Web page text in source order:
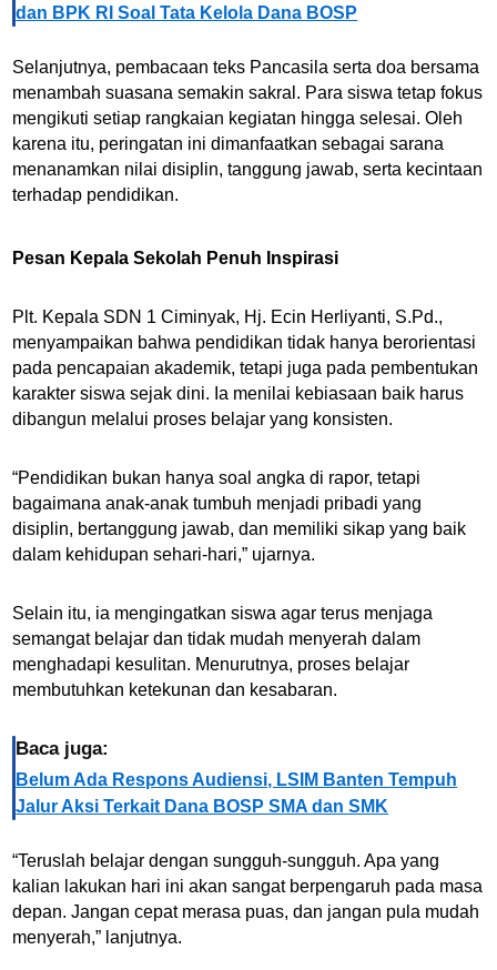
dan BPK RI Soal Tata Kelola Dana BOSP
Selanjutnya, pembacaan teks Pancasila serta doa bersama
menambah suasana semakin sakral. Para siswa tetap fokus
mengikuti setiap rangkaian kegiatan hingga selesai. Oleh
karena itu, peringatan ini dimanfaatkan sebagai sarana
menanamkan nilai disiplin, tanggung jawab, serta kecintaan
terhadap pendidikan.
Pesan Kepala Sekolah Penuh Inspirasi
Plt. Kepala SDN 1 Ciminyak, Hj. Ecin Herliyanti, S.Pd.,
menyampaikan bahwa pendidikan tidak hanya berorientasi
pada pencapaian akademik, tetapi juga pada pembentukan
karakter siswa sejak dini. Ia menilai kebiasaan baik harus
dibangun melalui proses belajar yang konsisten.
“Pendidikan bukan hanya soal angka di rapor, tetapi
bagaimana anak-anak tumbuh menjadi pribadi yang
disiplin, bertanggung jawab, dan memiliki sikap yang baik
dalam kehidupan sehari-hari,” ujarnya.
Selain itu, ia mengingatkan siswa agar terus menjaga
semangat belajar dan tidak mudah menyerah dalam
menghadapi kesulitan. Menurutnya, proses belajar
membutuhkan ketekunan dan kesabaran.
Baca juga:
Belum Ada Respons Audiensi, LSIM Banten Tempuh
Jalur Aksi Terkait Dana BOSP SMA dan SMK
“Teruslah belajar dengan sungguh-sungguh. Apa yang
kalian lakukan hari ini akan sangat berpengaruh pada masa
depan. Jangan cepat merasa puas, dan jangan pula mudah
menyerah,” lanjutnya.